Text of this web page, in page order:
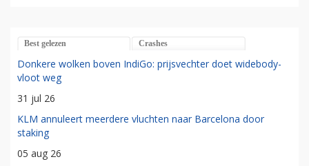
Best gelezen Crashes
Donkere wolken boven IndiGo: prijsvechter doet widebody-
vloot weg
31 jul 26
KLM annuleert meerdere vluchten naar Barcelona door
staking
05 aug 26